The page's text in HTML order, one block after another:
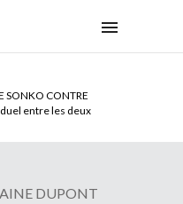
SONKO CONTRE
le duel entre les deux
DES ADF EN RDC :
violence au Congo
DUPONT